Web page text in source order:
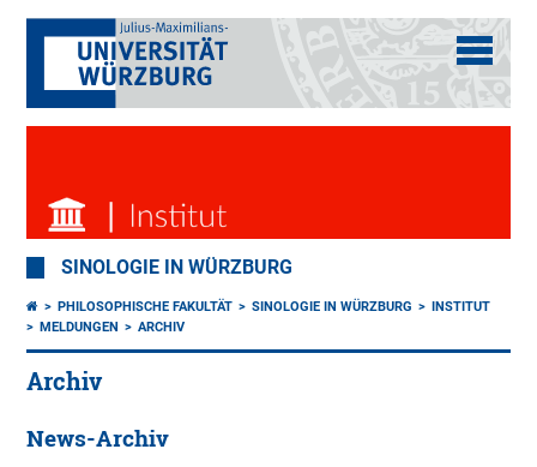
SINOLOGIE IN WÜRZBURG
PHILOSOPHISCHE FAKULTÄT SINOLOGIE IN WÜRZBURG
INSTITUT
MELDUNGEN
ARCHIV
Archiv
News-Archiv